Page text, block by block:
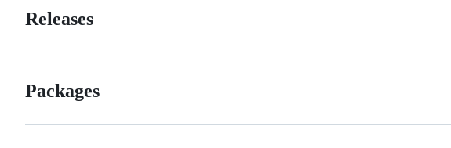
Releases
Packages